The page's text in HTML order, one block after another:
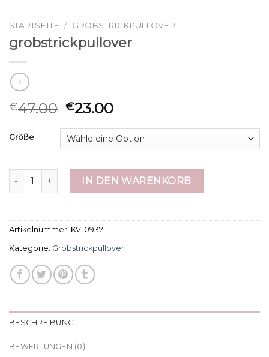
STARTSEITE / GROBSTRICKPULLOVER
grobstrickpullover
€47.00 €23.00
Größe
grobstrickpullover MengeIN DEN WARENKORB
Artikelnummer: KV-0937
Kategorie: Grobstrickpullover
BESCHREIBUNG
BEWERTUNGEN (0)